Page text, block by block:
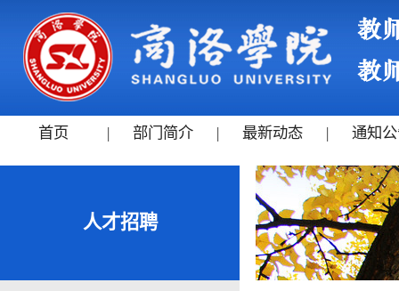
首页 | 部门简介 | 最新动态 | 通知
人才招聘